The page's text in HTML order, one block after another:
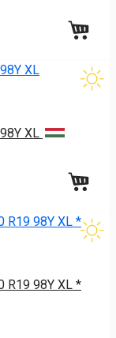
XL
R19 98Y XL *